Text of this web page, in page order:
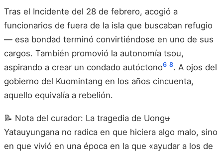
Tras el Incidente del 28 de febrero, acogió a
funcionarios de fuera de la isla que buscaban refugio
— esa bondad terminó convirtiéndose en uno de sus
cargos. También promovió la autonomía tsou,
aspirando a crear un condado autóctono6 8. A ojos del
gobierno del Kuomintang en los años cincuenta,
aquello equivalía a rebelión.
📝 Nota del curador: La tragedia de Uongʉ
Yatauyungana no radica en que hiciera algo malo, sino
en que vivió en una época en la que «ayudar a los de